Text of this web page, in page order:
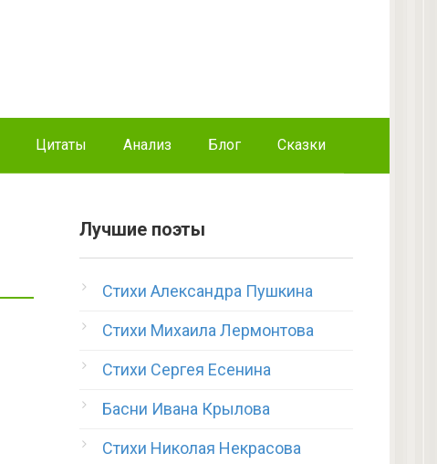
Цитаты Анализ Блог Сказки
Лучшие поэты
Стихи Александра Пушкина
Стихи Михаила Лермонтова
Стихи Сергея Есенина
Басни Ивана Крылова
Стихи Николая Некрасова